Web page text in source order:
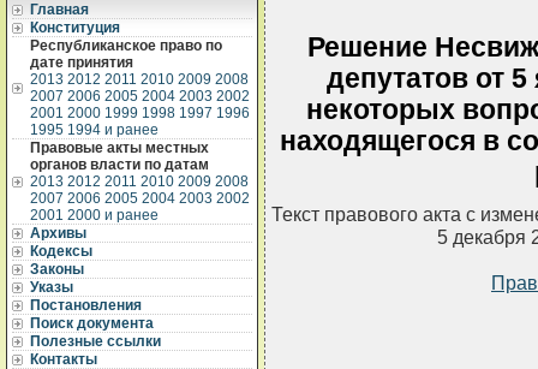
Главная
Конституция
Республиканское право по
дате принятия
2013 2012 2011 2010 2009 2008
2007 2006 2005 2004 2003 2002
2001 2000 1999 1998 1997 1996
1995 1994 и ранее
Правовые акты местных
органов власти по датам
2013 2012 2011 2010 2009 2008
2007 2006 2005 2004 2003 2002
2001 2000 и ранее
Архивы
Кодексы
Законы
Указы
Постановления
Поиск документа
Полезные ссылки
Контакты
Решение
депутатов от
некоторых
находящегося в
Текст правового акта с
5 декабря